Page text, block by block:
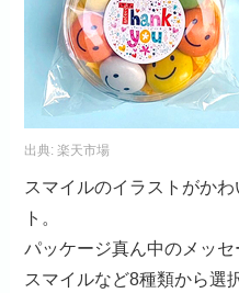
出典:楽天市場
スマイルのイラストがか
ト。
パッケージ真ん中のメッ
スマイルなど8種類から選